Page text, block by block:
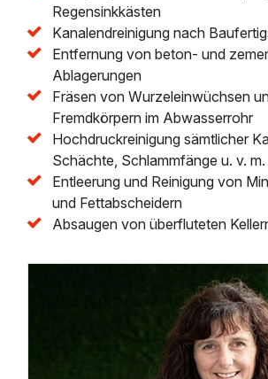
Regensinkkästen
Kanalendreinigung nach
Entfernung von beton- und
Ablagerungen
Fräsen von Wurzeleinwüchsen
Fremdkörpern im Abwasserrohr
Hochdruckreinigung sämtlicher
Schächte, Schlammfänge u. v. m.
Entleerung und Reinigung von
und Fettabscheidern
Absaugen von überfluteten